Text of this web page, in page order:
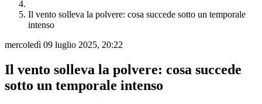
Il vento solleva la polvere: cosa succede sotto un temporale
intenso
mercoledì 09 luglio 2025, 20:22
Il vento solleva la polvere: cosa succede
sotto un temporale intenso